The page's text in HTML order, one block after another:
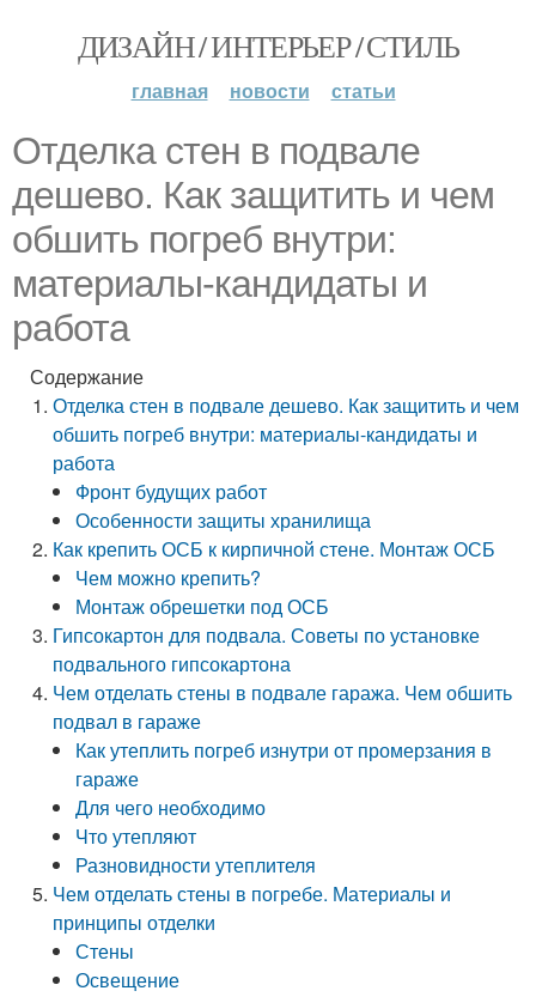
ДИЗАЙН / ИНТЕРЬЕР / СТИЛЬ
главная новости статьи
Отделка стен в подвале
дешево. Как защитить и чем
обшить погреб внутри:
материалы-кандидаты и
работа
Содержание
Отделка стен в подвале дешево. Как защитить и чем
обшить погреб внутри: материалы-кандидаты и
работа
Фронт будущих работ
Особенности защиты хранилища
Как крепить ОСБ к кирпичной стене. Монтаж ОСБ
Чем можно крепить?
Монтаж обрешетки под ОСБ
Гипсокартон для подвала. Советы по установке
подвального гипсокартона
Чем отделать стены в подвале гаража. Чем обшить
подвал в гараже
Как утеплить погреб изнутри от промерзания в
гараже
Для чего необходимо
Что утепляют
Разновидности утеплителя
Чем отделать стены в погребе. Материалы и
принципы отделки
Стены
Освещение